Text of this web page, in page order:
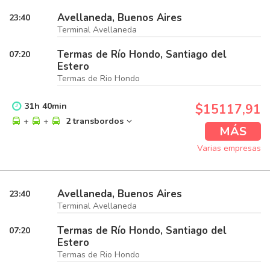
23:40 Avellaneda, Buenos Aires
Terminal Avellaneda
07:20
Termas de Río Hondo, Santiago del
Estero
Termas de Rio Hondo
31h 40min
+
+ 2 transbordos
$15117,91
MÁS
Varias empresas
23:40 Avellaneda, Buenos Aires
Terminal Avellaneda
07:20
Termas de Río Hondo, Santiago del
Estero
Termas de Rio Hondo